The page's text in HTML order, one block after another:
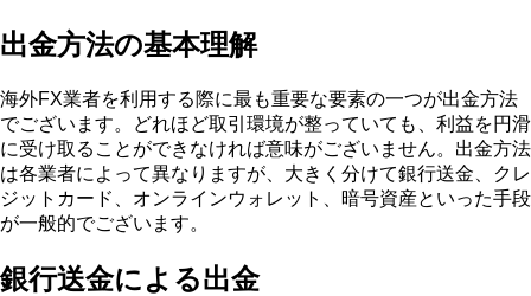
出金方法の基本理解
海外FX業者を利用する際に最も重要な要素の一つが出金方法
でございます。どれほど取引環境が整っていても、利益を円滑
に受け取ることができなければ意味がございません。出金方法
は各業者によって異なりますが、大きく分けて銀行送金、クレ
ジットカード、オンラインウォレット、暗号資産といった手段
が一般的でございます。
銀行送金による出金